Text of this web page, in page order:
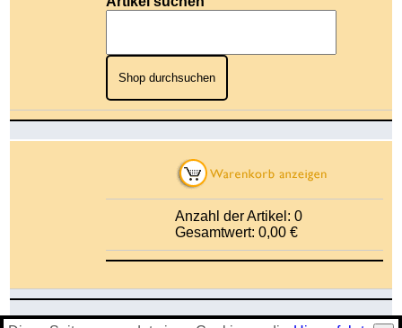
Shop durchsuchen
Anzahl der Artikel: 0
Gesamtwert: 0,00 €